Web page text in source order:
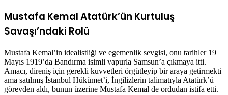
Mustafa Kemal Atatürk’ün Kurtuluş
Savaşı’ndaki Rolü
Mustafa Kemal’in idealistliği ve egemenlik sevgisi, onu tarihler 19
Mayıs 1919’da Bandırma isimli vapurla Samsun’a çıkmaya itti.
Amacı, direniş için gerekli kuvvetleri örgütleyip bir araya getirmekti
ama satılmış İstanbul Hükümet’i, İngilizlerin talimatıyla Atatürk’ü
görevden aldı, bunun üzerine Mustafa Kemal de ordudan istifa etti.